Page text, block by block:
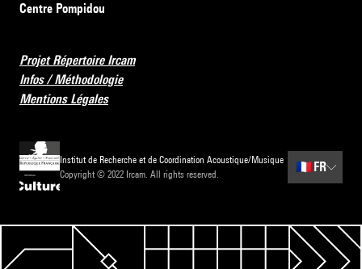
Centre Pompidou
Projet Répertoire Ircam
Infos / Méthodologie
Mentions Légales
Institut de Recherche et de Coordination Acoustique/Musique
Copyright © 2022 Ircam. All rights reserved.
🇫🇷 FR